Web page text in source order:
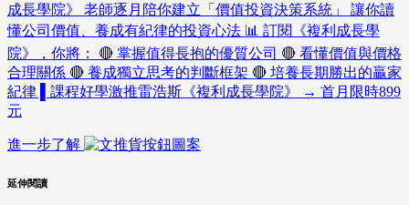
成長學院》 老師逐月陪你建立「價值投資決策系統」 讓你讀
懂公司價值、養成有紀律的投資心法 📊 訂閱《複利成長學
院》，你將： 🔴 掌握值得長抱的優質公司 🔴 看懂價值與價格
合理關係 🔴 養成獨立思考的判斷框架 🔴 培養長期勝出的贏家
紀律 ▌課程好學激推雷浩斯《複利成長學院》 → 首月限時899
元
進一步了解
延伸閱讀